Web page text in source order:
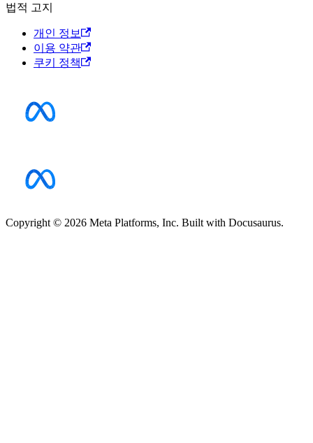
법적 고지
개인 정보
이용 약관
쿠키 정책
Copyright © 2026 Meta Platforms, Inc. Built with Docusaurus.